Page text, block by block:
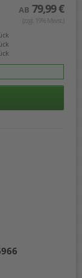
AB 79,99 €
(zzgl. 19% Mwst.)